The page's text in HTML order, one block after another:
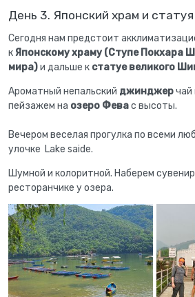
День 3. Японский храм и
Сегодня нам предстоит
к Японскому храму (Ступе Покхара
мира)и дальше к статуе великого
Ароматный непальский джинджерчай
пейзажем на озеро Февас высоты.
Вечером веселая прогулка по всеми
улочке Lake saide.
Шумной и колоритной. Наберем
ресторанчике у озера.